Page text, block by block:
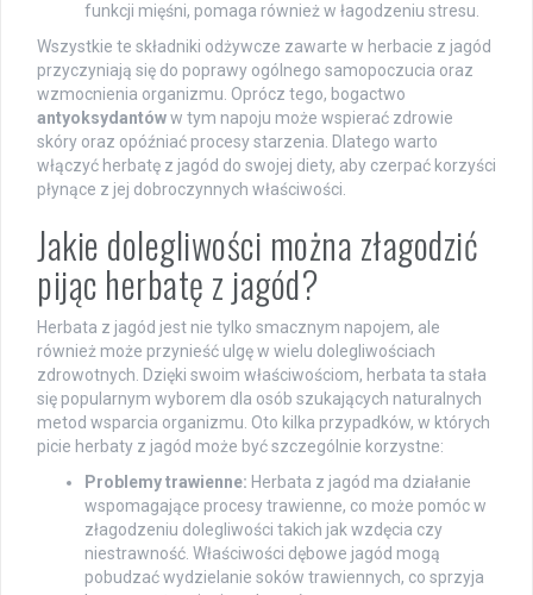
funkcji mięśni, pomaga również w łagodzeniu stresu.
Wszystkie te składniki odżywcze zawarte w herbacie z jagód
przyczyniają się do poprawy ogólnego samopoczucia oraz
wzmocnienia organizmu. Oprócz tego, bogactwo
antyoksydantóww tym napoju może wspierać zdrowie
skóry oraz opóźniać procesy starzenia. Dlatego warto
włączyć herbatę z jagód do swojej diety, aby czerpać korzyści
płynące z jej dobroczynnych właściwości.
Jakie dolegliwości można złagodzić
pijąc herbatę z jagód?
Herbata z jagód jest nie tylko smacznym napojem, ale
również może przynieść ulgę w wielu dolegliwościach
zdrowotnych. Dzięki swoim właściwościom, herbata ta stała
się popularnym wyborem dla osób szukających naturalnych
metod wsparcia organizmu. Oto kilka przypadków, w których
picie herbaty z jagód może być szczególnie korzystne:
Problemy trawienne: Herbata z jagód ma działanie
wspomagające procesy trawienne, co może pomóc w
złagodzeniu dolegliwości takich jak wzdęcia czy
niestrawność. Właściwości dębowe jagód mogą
pobudzać wydzielanie soków trawiennych, co sprzyja